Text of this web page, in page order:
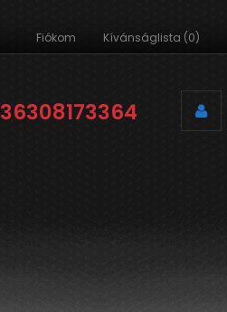
Fiókom Kívánságlista (0)